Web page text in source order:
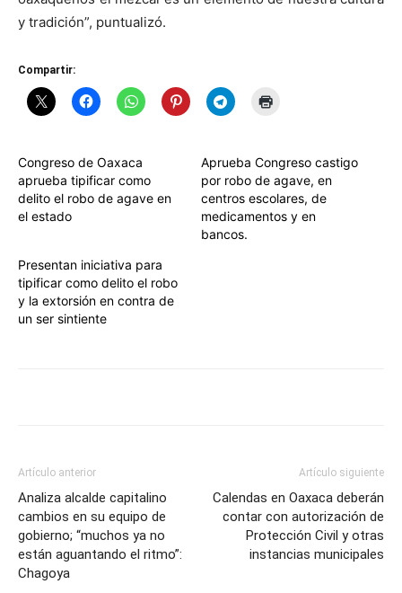
y tradición”, puntualizó.
Compartir:
Congreso de Oaxaca
aprueba tipificar como
delito el robo de agave en
el estado
Aprueba Congreso castigo
por robo de agave, en
centros escolares, de
medicamentos y en
bancos.
Presentan iniciativa para
tipificar como delito el robo
y la extorsión en contra de
un ser sintiente
Artículo anterior
Analiza alcalde capitalino
cambios en su equipo de
gobierno; “muchos ya no
están aguantando el ritmo”:
Chagoya
Artículo siguiente
Calendas en Oaxaca deberán
contar con autorización de
Protección Civil y otras
instancias municipales